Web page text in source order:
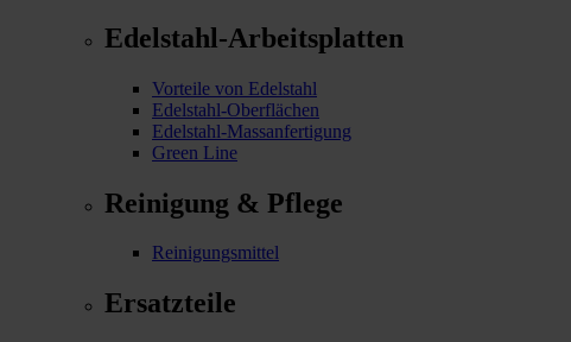
Edelstahl-Arbeitsplatten
Vorteile von Edelstahl
Edelstahl-Oberflächen
Edelstahl-Massanfertigung
Green Line
Reinigung & Pflege
Reinigungsmittel
Ersatzteile